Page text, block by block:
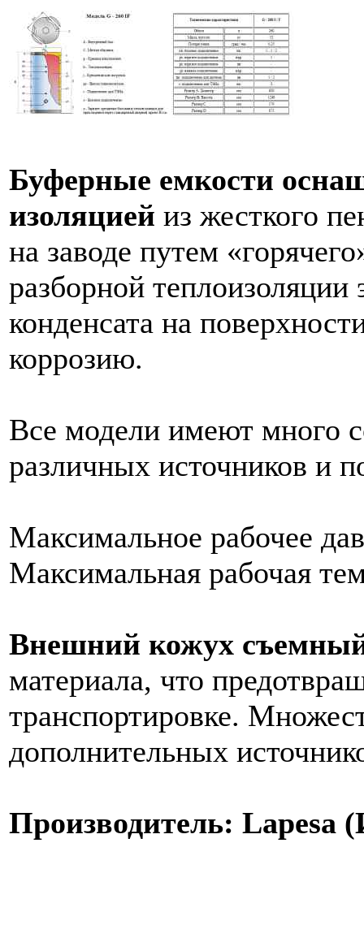
Буферные емкости
изоляцией из жесткого
на заводе путем
разборной теплоизоляции
конденсата на
коррозию.
Все модели имеют много
различных источников и
Максимальное рабочее
Максимальная рабочая
Внешний кожух
материала, что
транспортировке.
дополнительных
Производитель: Lapesa